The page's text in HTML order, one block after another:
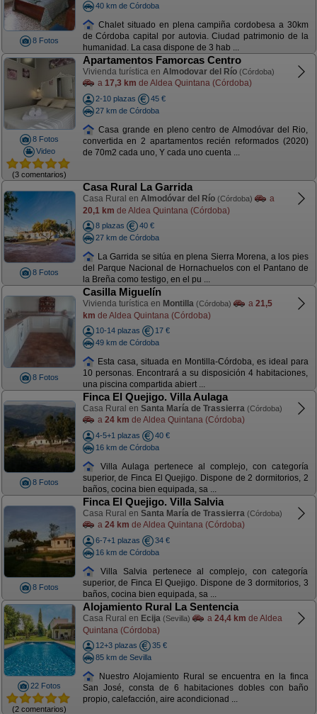
8 Fotos
40 km de Córdoba
Chalet situado en plena campiña cordobesa a 30km
de Córdoba capital por autovia. Ciudad patrimonio de la
humanidad. La casa dispone de 3 hab ...
8 Fotos
Video
(3 comentarios)
Apartamentos Famorcas Centro
Vivienda turística en Almodovar del Río (Córdoba)
a 17,3 km de Aldea Quintana (Córdoba)
2-10 plazas
45 €
27 km de Córdoba
Casa grande en pleno centro de Almodóvar del Rio,
convertida en 2 apartamentos recién reformados (2020)
de 70m2 cada uno, Y cada uno cuenta ...
8 Fotos
Casa Rural La Garrida
Casa Rural en Almodóvar del Río (Córdoba)
a
20,1 km de Aldea Quintana (Córdoba)
8 plazas
40 €
27 km de Córdoba
La Garrida se sitúa en plena Sierra Morena, a los pies
del Parque Nacional de Hornachuelos con el Pantano de
la Breña como testigo, en el pu ...
8 Fotos
Casilla Miguelín
Vivienda turística en Montilla (Córdoba) a 21,5
km de Aldea Quintana (Córdoba)
10-14 plazas
17 €
49 km de Córdoba
Esta casa, situada en Montilla-Córdoba, es ideal para
10 personas. Encontrará a su disposición 4 habitaciones,
una piscina compartida abiert ...
8 Fotos
Finca El Quejigo. Villa Aulaga
Casa Rural en Santa María de Trassierra (Córdoba)
a 24 km de Aldea Quintana (Córdoba)
4-5+1 plazas
40 €
16 km de Córdoba
Villa Aulaga pertenece al complejo, con categoría
superior, de Finca El Quejigo. Dispone de 2 dormitorios, 2
baños, cocina bien equipada, sa ...
8 Fotos
Finca El Quejigo. Villa Salvia
Casa Rural en Santa María de Trassierra (Córdoba)
a 24 km de Aldea Quintana (Córdoba)
6-7+1 plazas
34 €
16 km de Córdoba
Villa Salvia pertenece al complejo, con categoría
superior, de Finca El Quejigo. Dispone de 3 dormitorios, 3
baños, cocina bien equipada, sa ...
22 Fotos
(2 comentarios)
Alojamiento Rural La Sentencia
Casa Rural en Ecija (Sevilla) a 24,4 km de Aldea
Quintana (Córdoba)
12+3 plazas
35 €
85 km de Sevilla
Nuestro Alojamiento Rural se encuentra en la finca
San José, consta de 6 habitaciones dobles con baño
propio, calefacción, aire acondicionad ...